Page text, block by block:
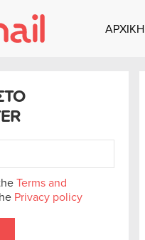
ΑΡΧΙΚΗ
Terms and
Privacy policy